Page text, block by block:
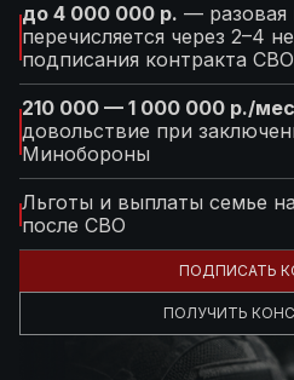
до 4 000 000 р. — разовая
перечисляется через 2–4
подписания контракта
210 000 — 1 000 000 р./
довольствие при
Минобороны
Льготы и выплаты семье
после СВО
ПОДПИСАТЬ
ПОЛУЧИТЬ